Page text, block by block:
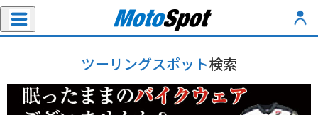
ツーリングスポット検索